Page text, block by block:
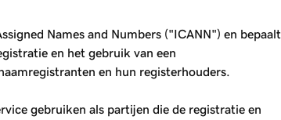
Names and Numbers ("ICANN") en bepaalt
en het gebruik van een
en hun registerhouders.
gebruiken als partijen die de registratie en